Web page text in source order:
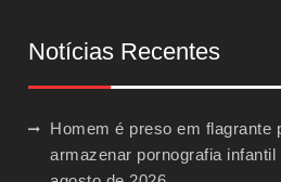
Notícias Recentes
Homem é preso em flagrante
armazenar pornografia infantil